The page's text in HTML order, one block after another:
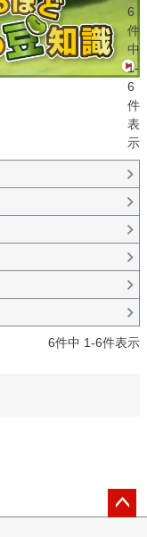
6
件
中
1-
6
件
表
示
6件中 1-6件表示